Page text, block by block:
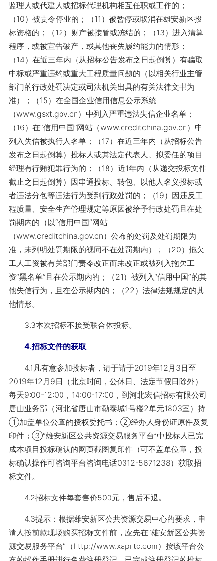
监理人或代建人或招标代理机构相互任职或工作的；
（10）被责令停业的；（11）被暂停或取消在雄安新区投
标资格的；（12）财产被接管或冻结的；（13）进入清算
程序，或被宣告破产，或其他丧失履约能力的情形；
（14）在近三年内（从招标公告发布之日起倒算）有骗取
中标或严重违约或重大工程质量问题的（以相关行业主管
部门的行政处罚决定或司法机关出具的有关法律文书为
准）；（15）在全国企业信用信息公示系统
（www.gsxt.gov.cn）中列入严重违法失信企业名单；
（16）在“信用中国”网站（www.creditchina.gov.cn）中
列入失信被执行人名单；（17）在近三年内（从招标公告
发布之日起倒算）投标人或其法定代表人、拟委任的项目
经理有行贿犯罪行为的；（18）近1年内（从递交投标文件
截止之日起倒算）因串通投标、转包、以他人名义投标或
者违法分包等违法行为受到行政处罚的；（19）因违反工
程质量、安全生产管理规定等原因被给予行政处罚且在处
罚期内的（以“信用中国”网站
（www.creditchina.gov.cn）公布的处罚及处罚期限为
准，未列明处罚期限的视同不在处罚期内）；（20）拖欠
工人工资被有关部门责令改正而未改正或被列入拖欠工
资“黑名单”且在公示期内的；（21）被列入“信用中国”的其
他失信行为，且在公示期内的；（22）法律法规规定的其
他情形。
3.3本次招标不接受联合体投标。
4.招标文件的获取
4.1凡有意参加投标者，请于请于2019年12月3日至
2019年12月9日（北京时间，公休日、法定节假日除外）
每天9:00-12:00，14:00-17:00，到河北宏信招标有限公司
唐山业务部（河北省唐山市勒泰城1号楼2单元1803室）持
①加盖单位公章的授权委托书；②经办人身份证原件及复
印件；③“雄安新区公共资源交易服务平台”中投标人已完
成本项目投标确认的网页截图复印件（可不盖单位章，投
标确认操作可咨询平台咨询电话0312-5671238）获取招
标文件。
4.2招标文件每套售价500元，售后不退。
4.3提示：根据雄安新区公共资源交易中心的要求，申
请人按前款现场购买招标文件前，应先在“雄安新区公共资
源交易服务平台”（http://www.xaprtc.com）按该平台公